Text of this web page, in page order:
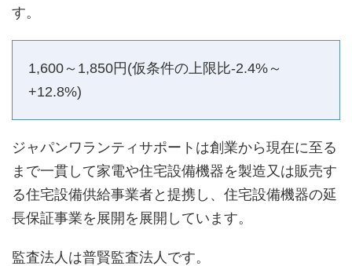
す。
1,600～1,850円(仮条件の上限比-2.4%～
+12.8%)
ジャパンワランティサポートは創業から現在に至る
まで一貫して家電や住宅設備機器を製造又は販売す
る住宅設備供給事業者と提携し、住宅設備機器の延
長保証事業を展開を展開しています。
監査法人は普賢監査法人です。